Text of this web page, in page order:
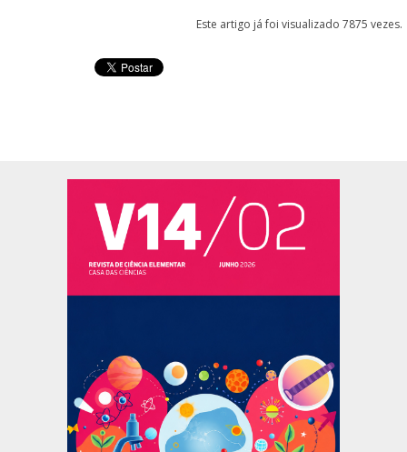
Este artigo já foi visualizado 7875 vezes.